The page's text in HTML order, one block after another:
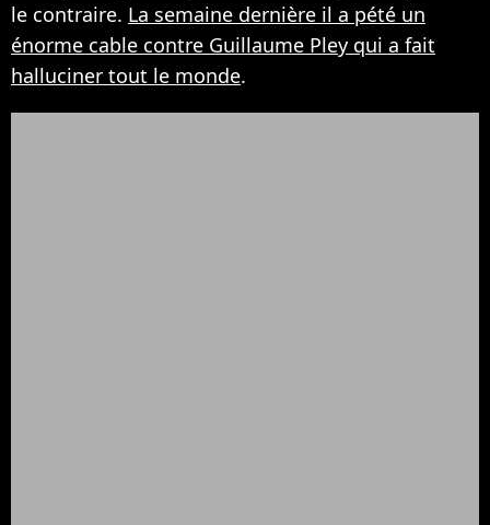
le contraire. La semaine dernière il a pété un
énorme cable contre Guillaume Pley qui a fait
halluciner tout le monde.